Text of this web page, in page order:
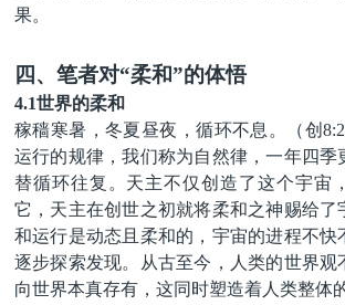
果。
四 、 笔者对“柔和”的体悟
4.1世界的柔和
稼穑寒暑，冬夏昼夜，循环不息。（创
运行的规律，我们称为自然律，一年四季
替循环往复。天主不仅创造了这个宇宙
它，天主在创世之初就将柔和之神赐给了
和运行是动态且柔和的，宇宙的进程不快
逐步探索发现。从古至今，人类的世界观
向世界本真存有，这同时塑造着人类整体